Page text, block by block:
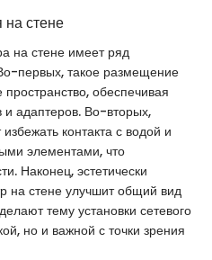
на стене
на стене имеет ряд
первых, такое размещение
обеспечивая
адаптеров. Во-вторых,
контакта с водой и
элементами, что
Наконец, эстетически
на стене улучшит общий вид
тему установки сетевого
но и важной с точки зрения